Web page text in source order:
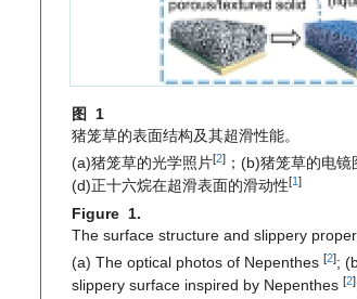
图 1
猪笼草的表面结构及其超滑性能。
(a)猪笼草的光学照片[2] ；(b)猪笼草的电镜
(d)正十六烷在超滑表面的滑动性[1]
Figure 1.
The surface structure and slippery
(a) The optical photos of Nepenthes [2];
slippery surface inspired by Nepenthes [2]